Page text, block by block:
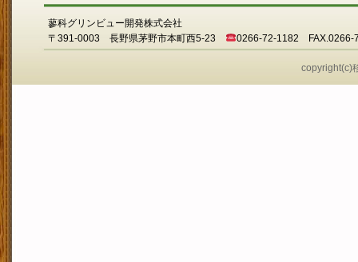
蓼科グリンビュー開発株式会社
〒391-0003 長野県茅野市本町西5-23
0266-72-1182 FAX.0266-
copyright(c)